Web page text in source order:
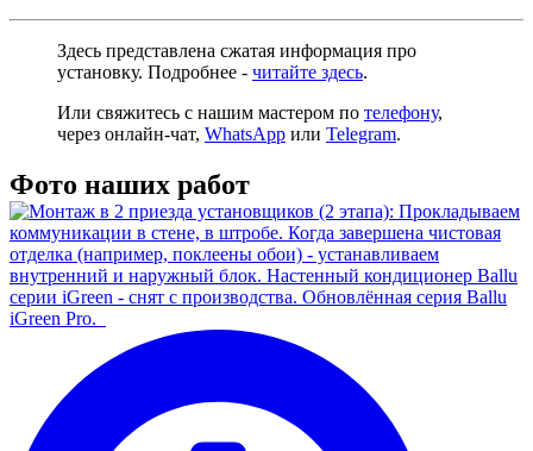
Здесь представлена сжатая информация про
установку. Подробнее - читайте здесь.
Или свяжитесь с нашим мастером по телефону,
через онлайн-чат, WhatsApp или Telegram.
Фото наших работ